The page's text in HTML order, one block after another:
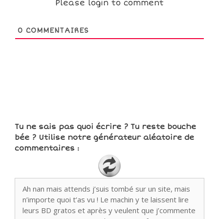
Please login to comment
0 COMMENTAIRES
Tu ne sais pas quoi écrire ? Tu reste bouche
bée ? Utilise notre générateur aléatoire de
commentaires :